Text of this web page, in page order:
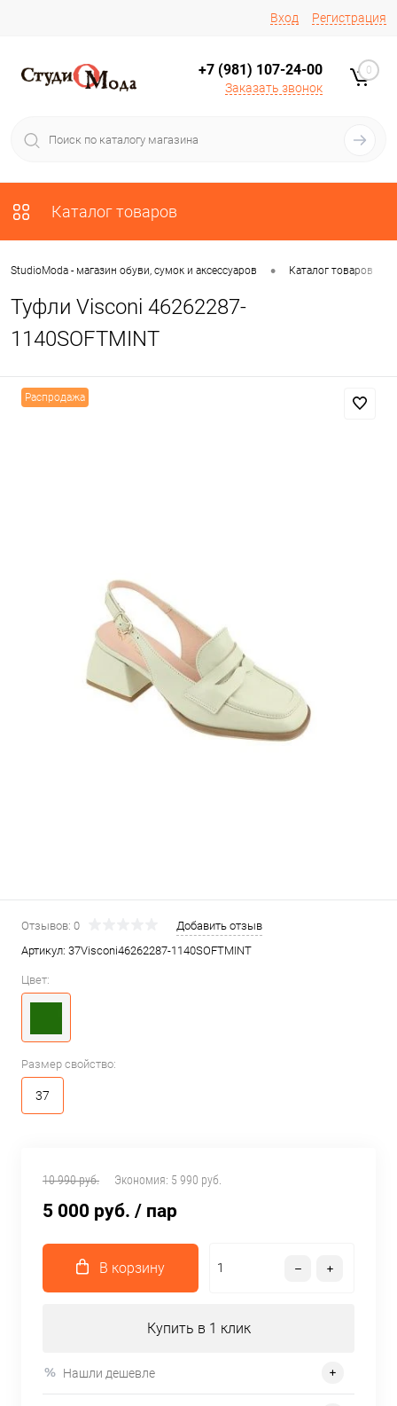
Вход Регистрация
+7 (981) 107-24-00
Заказать звонок
0
Каталог товаров
StudioModa - магазин обуви, сумок и аксессуаров • Каталог товаров
Туфли Visconi 46262287-
1140SOFTMINT
Распродажа
Отзывов: 0
Добавить отзыв
Артикул: 37Visconi46262287-1140SOFTMINT
Цвет:
Размер свойство:
37
10 990 руб. Экономия: 5 990 руб.
5 000 руб. / пар
В корзину
Купить в 1 клик
Нашли дешевле